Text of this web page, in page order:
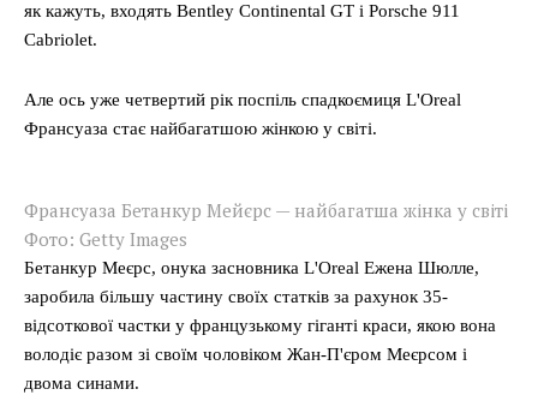
як кажуть, входять Bentley Continental GT і Porsche 911
Cabriolet.
Але ось уже четвертий рік поспіль спадкоємиця L'Oreal
Франсуаза стає найбагатшою жінкою у світі.
Франсуаза Бетанкур Мейєрс — найбагатша жінка у світі
Фото: Getty Images
Бетанкур Меєрс, онука засновника L'Oreal Ежена Шюлле,
заробила більшу частину своїх статків за рахунок 35-
відсоткової частки у французькому гіганті краси, якою вона
володіє разом зі своїм чоловіком Жан-П'єром Меєрсом і
двома синами.